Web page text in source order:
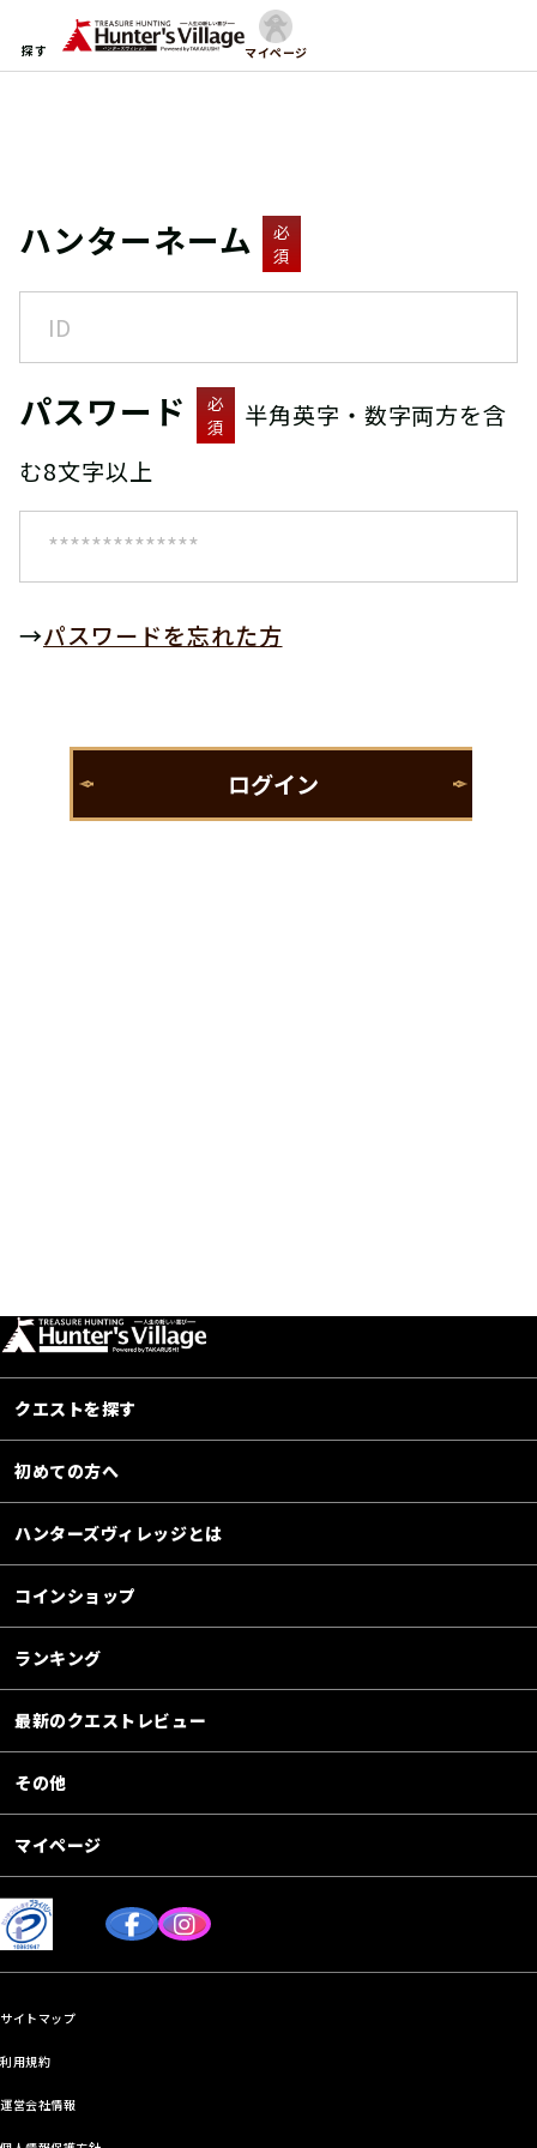
探す マイページ
ハンターネーム
必
須
パスワード
必
須
半角英字・数字両方を含
む8文字以上
→パスワードを忘れた方
クエストを探す
初めての方へ
ハンターズヴィレッジとは
コインショップ
ランキング
最新のクエストレビュー
その他
マイページ
サイトマップ
利用規約
運営会社情報